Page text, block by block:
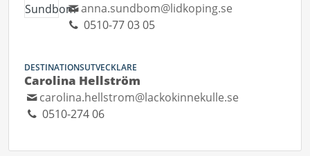
anna.sundbom@lidkoping.se
0510-77 03 05
DESTINATIONSUTVECKLARE
Carolina Hellström
carolina.hellstrom@lackokinnekulle.se
0510-274 06